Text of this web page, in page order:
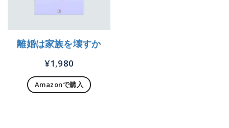
離婚は家族を壊すか
¥1,980
Amazonで購入